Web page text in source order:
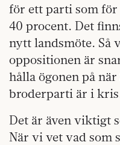
för ett parti som för
40 procent. Det
nytt landsmöte. Så
oppositionen är
hålla ögonen på
broderparti är i
Det är även viktigt
När vi vet vad som